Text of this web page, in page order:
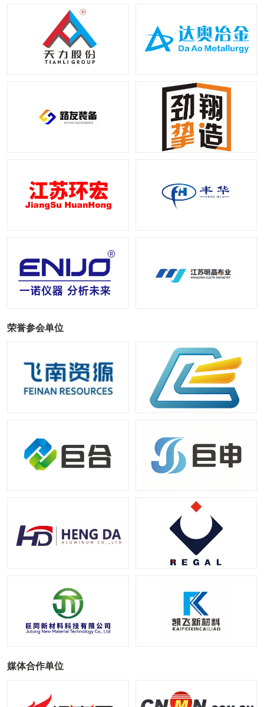
荣誉参会单位
媒体合作单位